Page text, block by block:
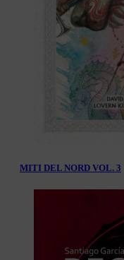
MITI DEL NORD VOL. 3